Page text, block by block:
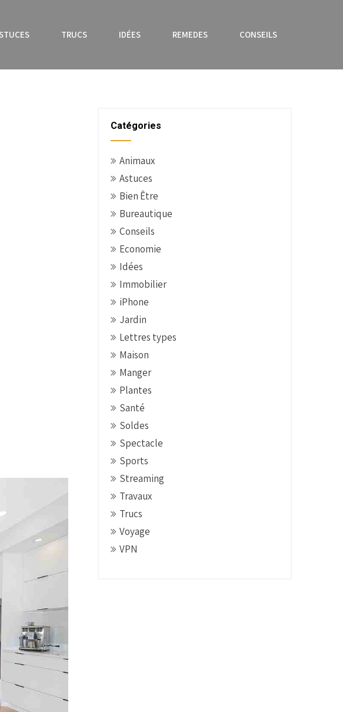
TRUCS IDÉES REMEDES CONSEILS
Catégories
Animaux
Astuces
Bien Être
Bureautique
Conseils
Economie
Idées
Immobilier
iPhone
Jardin
Lettres types
Maison
Manger
Plantes
Santé
Soldes
Spectacle
Sports
Streaming
Travaux
Trucs
Voyage
VPN